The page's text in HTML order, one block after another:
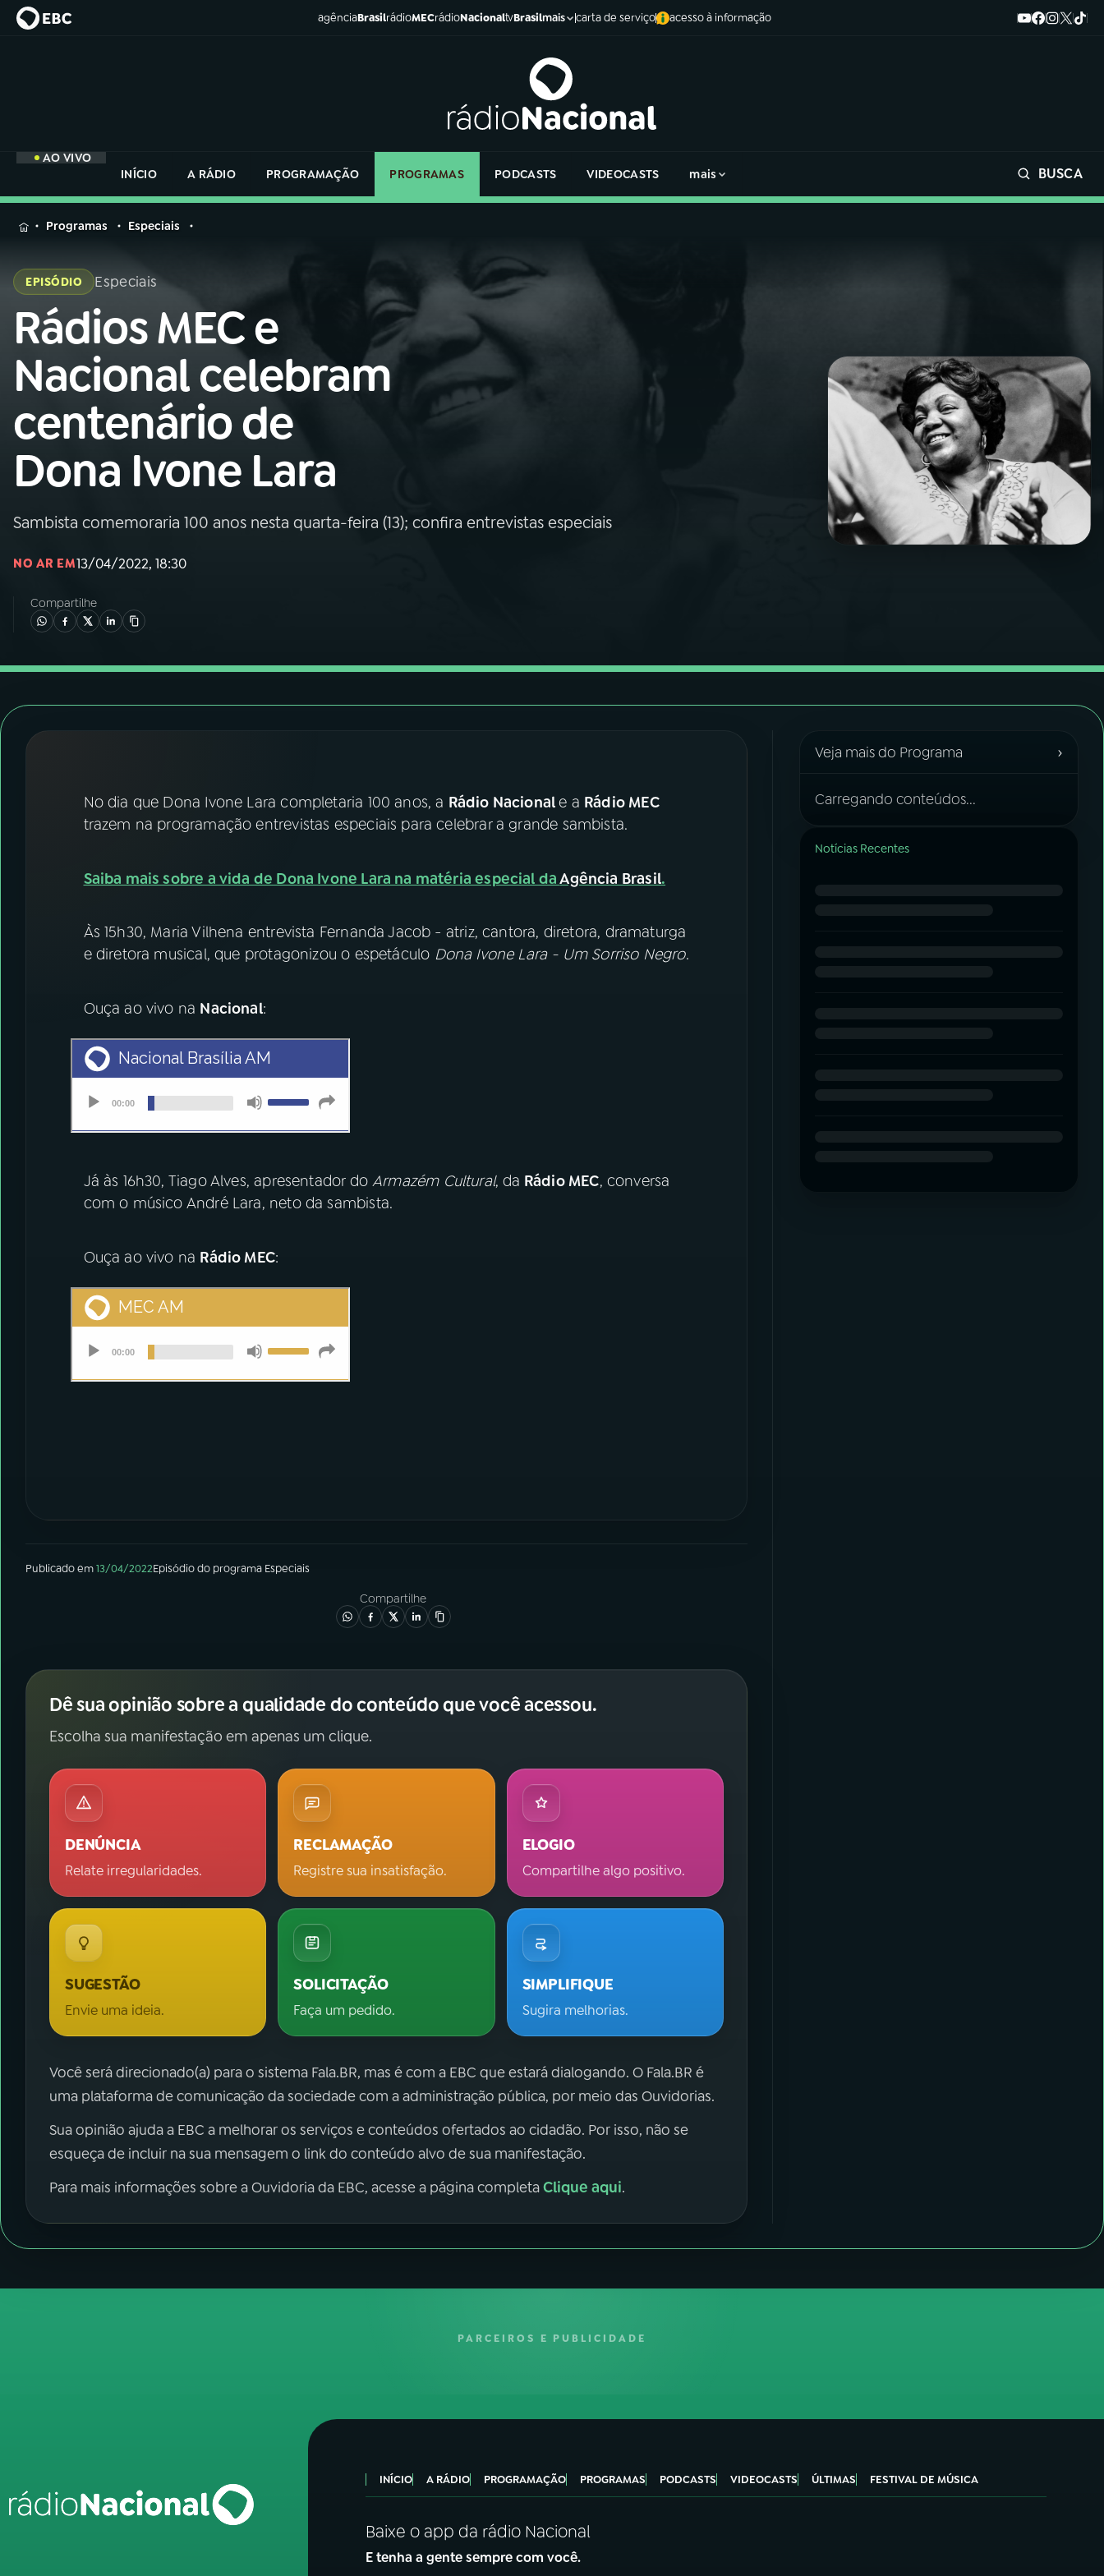
agênciaBrasilrádioMECrádioNacionaltvBrasilmais carta de serviço acesso à informação
AO VIVO
INÍCIO
A RÁDIO PROGRAMAÇÃO PROGRAMAS PODCASTS VIDEOCASTS mais BUSCA
MENU
Buscar
na
Rádio
Nacional
AO VIVO
01INÍCIO
02A RÁDIO
03PROGRAMAÇÃO
05PODCASTS
FESTIVAL DE MÚSICA
YouTube Facebook
Instagram X
na
Rádio
Nacional
Programas Especiais
EPISÓDIO Especiais
Rádios MEC e
Nacional celebram
centenário de
Dona Ivone Lara
Sambista comemoraria 100 anos nesta quarta-feira (13); confira entrevistas especiais
NO AR EM13/04/2022, 18:30
Compartilhe
No dia que Dona Ivone Lara completaria 100 anos, a Rádio Nacionale a Rádio MEC
trazem na programação entrevistas especiais para celebrar a grande sambista.
Saiba mais sobre a vida de Dona Ivone Lara na matéria especial daAgência Brasil.
Às 15h30, Maria Vilhena entrevista Fernanda Jacob - atriz, cantora, diretora, dramaturga
e diretora musical, que protagonizou o espetáculo Dona Ivone Lara - Um Sorriso Negro.
Ouça ao vivo na Nacional:
Já às 16h30, Tiago Alves, apresentador doArmazém Cultural, da Rádio MEC, conversa
com o músico André Lara, neto da sambista.
Ouça ao vivo na Rádio MEC:
Publicado em13/04/2022Episódiodo programa Especiais
Compartilhe
Dê sua opinião sobre a qualidade do conteúdo que você acessou.
Escolha sua manifestação em apenas um clique.
DENÚNCIA
Relate irregularidades.
RECLAMAÇÃO
Registre sua insatisfação.
ELOGIO
Compartilhe algo positivo.
SUGESTÃO
Envie uma ideia.
SOLICITAÇÃO
Faça um pedido.
SIMPLIFIQUE
Sugira melhorias.
Você será direcionado(a) para o sistema Fala.BR, mas é com a EBC que estará dialogando. O Fala.BR é
uma plataforma de comunicação da sociedade com a administração pública, por meio das Ouvidorias.
Sua opinião ajuda a EBC a melhorar os serviços e conteúdos ofertados ao cidadão. Por isso, não se
esqueça de incluir na sua mensagem o link do conteúdo alvo de sua manifestação.
Para mais informações sobre a Ouvidoria da EBC, acesse a página completaClique aqui.
Veja mais do Programa ›
Carregando conteúdos...
Notícias Recentes
PARCEIROS E PUBLICIDADE
INÍCIO A RÁDIO PROGRAMAÇÃO PROGRAMAS PODCASTS VIDEOCASTS ÚLTIMAS FESTIVAL DE MÚSICA
Baixe o app da rádio Nacional
E tenha a gente sempre com você.